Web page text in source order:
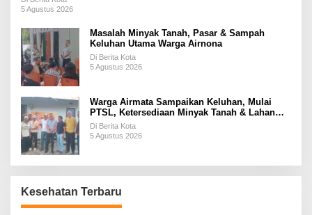
5 Agustus 2026
Masalah Minyak Tanah, Pasar & Sampah
Keluhan Utama Warga Airnona
Di Berita Kota
5 Agustus 2026
Warga Airmata Sampaikan Keluhan, Mulai
PTSL, Ketersediaan Minyak Tanah & Lahan
Pemakaman
Di Berita Kota
5 Agustus 2026
Kesehatan Terbaru